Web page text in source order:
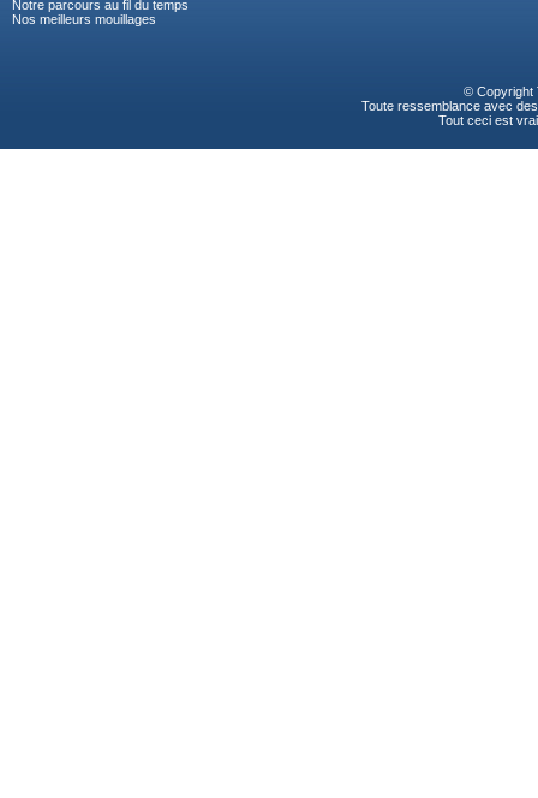
Notre parcours au fil du temps
Nos meilleurs mouillages
© Copyright
Toute ressemblance avec
Tout ceci est